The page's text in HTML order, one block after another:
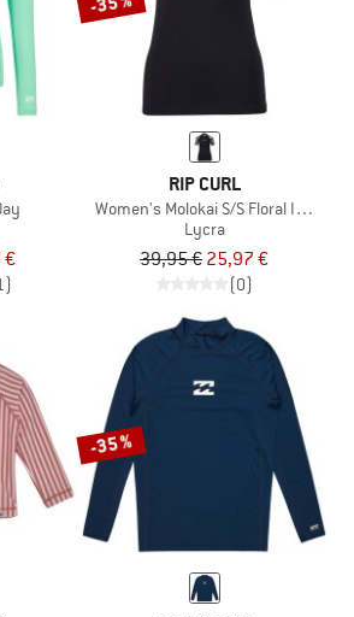
€
RIP CURL
Women's Molokai S/S Floral Insert
Lycra
39,95 € 25,97 €
(0)
-35 %